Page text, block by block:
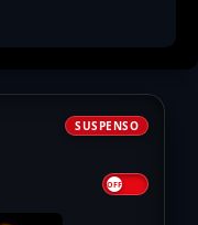
SUSPENSO